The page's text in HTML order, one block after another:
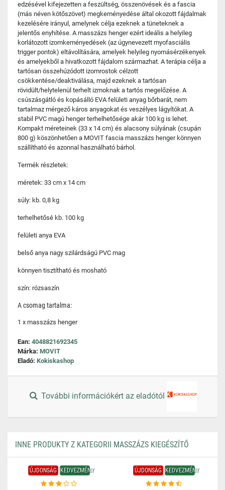
edzésével kifejezetten a feszültség, összenövések és a fascia
(más néven kötőszövet) megkeményedése által okozott fájdalmak
kezelésére irányul, amelynek célja ezeknek a tüneteknek a
jelentős enyhítése. A masszázs henger ezért ideális a helyileg
korlátozott izomkeményedések (az úgynevezett myofasciális
trigger pontok) eltávolítására, amelyek helyileg nyomásérzékenyek
és amelyekből a hivatkozott fájdalom származhat. A terápia célja a
tartósan összehúzódott izomrostok célzott
csökkentése/deaktiválása, majd ezeknek a tartósan
rövidült/helytelenül terhelt izmoknak a tartós megelőzése. A
csúszásgátló és kopásálló EVA felületi anyag bőrbarát, nem
tartalmaz mérgező káros anyagokat és veszélyes lágyítókat. A
stabil PVC magú henger terhelhetősége akár 100 kg is lehet.
Kompakt méreteinek (33 x 14 cm) és alacsony súlyának (csupán
800 g) köszönhetően a MOVIT fascia masszázs henger könnyen
szállítható és azonnal használható bárhol.
Termék részletek:
méretek: 33 cm x 14 cm
súly: kb. 0,8 kg
terhelhetősé kb. 100 kg
felületi anya EVA
belső anya nagy szilárdságú PVC mag
könnyen tisztítható és mosható
szín: rózsaszín
A csomag tartalma:
1 x masszázs henger
Ean: 4048821692345
Márka: MOVIT
Eladó: Kokiskashop
További információkért az eladótól
INNE PRODUKTY Z KATEGORII MASSZÁZS KIEGÉSZÍTŐ
ÚJDONSÁG KEDVEZMÉNY ÚJDONSÁG KEDVEZMÉNY